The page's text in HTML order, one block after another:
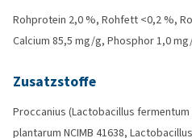
Rohprotein 2,0 %, Rohfett <0,2 %,
Calcium 85,5 mg/g, Phosphor 1,0
Zusatzstoffe
Proccanius (Lactobacillus fermentum
plantarum NCIMB 41638,